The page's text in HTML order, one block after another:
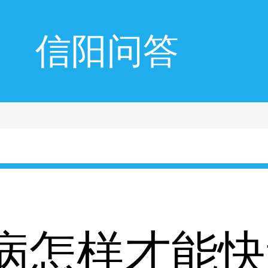
信阳问答
怎样才能